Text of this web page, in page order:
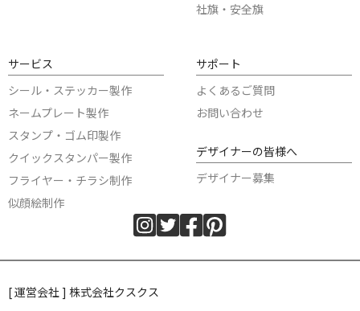
社旗・安全旗
サービス
シール・ステッカー製作
ネームプレート製作
スタンプ・ゴム印製作
クイックスタンパー製作
フライヤー・チラシ制作
似顔絵制作
サポート
よくあるご質問
お問い合わせ
デザイナーの皆様へ
デザイナー募集
[ 運営会社 ] 株式会社クスクス